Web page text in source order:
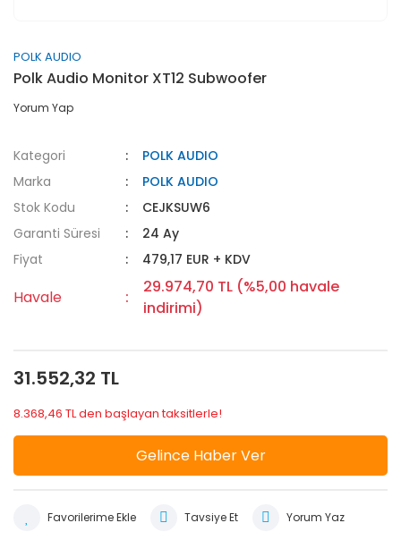
POLK AUDIO
Polk Audio Monitor XT12 Subwoofer
Yorum Yap
Kategori
POLK AUDIO
Marka
POLK AUDIO
Stok Kodu
CEJKSUW6
Garanti Süresi
24 Ay
Fiyat
479,17 EUR + KDV
Havale
29.974,70 TL (%5,00 havale
indirimi)
31.552,32 TL
8.368,46 TL den başlayan taksitlerle!
Gelince Haber Ver
Tavsiye Et Yorum Yaz